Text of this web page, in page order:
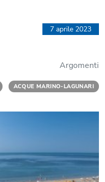
7 aprile 2023
Argomenti
ACQUE MARINO-LAGUNARI